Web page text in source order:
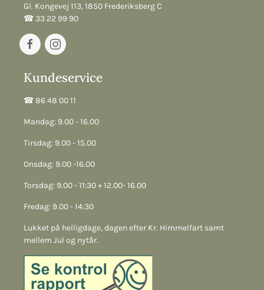
Gl. Kongevej 113, 1850 Frederiksberg C
☎︎ 33 22 99 90
Kundeservice
☎︎ 86 48 00 11
Mandag: 9.00 - 16.00
Tirsdag: 9.00 - 15.00
Onsdag: 9.00 -16.00
Torsdag: 9.00 - 11:30 + 12.00- 16.00
Fredag: 9.00 - 14:30
Lukket på helligdage, dagen efter Kr. Himmelfart samt
mellem Jul og nytår.